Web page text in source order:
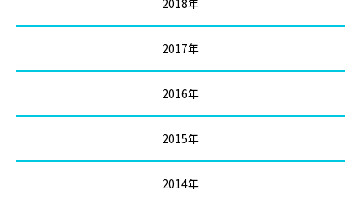
2018年
2017年
2016年
2015年
2014年